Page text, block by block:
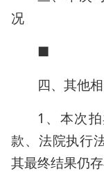
况
■
四、其他
1、本次
款、法院执行
其最终结果仍